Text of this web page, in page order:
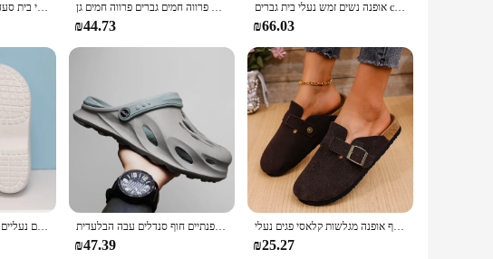
נשים clogs רפואי לחיות מחמד בית חולים סיעודי נעלי בית סעד נעלי בית סעד נעלי ספורט גברים חורף נעלי שף חם גברים פרווה חמים גברים פרווה חמים גן clogs כותנה בית עמיד למים
₪44.73
אופנה נשים זמש נעלי בית גברים clogs clogs עם קשת תמיכה חיצונית מגלשות חוף חיצונית נעלי בית פלוס גודל 43
₪66.03
חם מרפאת ניתוח נעליים נעליים קל משקל מרפאת שיניים clogs נגד החלקה אחות אנטי החלקה נעלי בית גב זול clogs 5x038-08 קיץ של גברים אופנתיים חוף סנדלים עבה הבלעדית slipper עמיד למים סנדלים נגד החלקה כפכפים החלקה על החלקה רכה לא להחליק נעלי ספורט רכה
₪47.39
נמר פקק זמש קליפות עבור נשים פקק סנדלים הפקק סנדלים חוף אופנה מגלשות קלאסי פגים נעלי baotou
₪25.27